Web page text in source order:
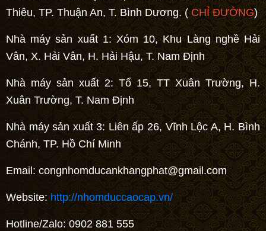
Thiêu, TP. Thuận An, T. Bình Dương. (CHỈ ĐƯỜNG)
Nhà máy sản xuất 1: Xóm 10, Khu Làng nghề Hải
Vân, X. Hải Vân, H. Hải Hậu, T. Nam Định
Nhà máy sản xuất 2: Tổ 15, TT Xuân Trường, H.
Xuân Trường, T. Nam Định
Nhà máy sản xuất 3: Liên ấp 26, Vĩnh Lộc A, H. Bình
Chánh, TP. Hồ Chí Minh
Email: congnhomducankhangphat@gmail.com
Website: http://nhomduccaocap.vn/
Hotline/Zalo: 0902 881 555